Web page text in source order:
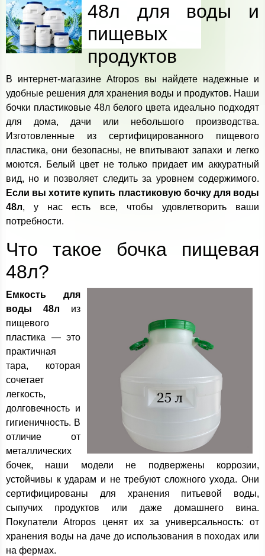
48л для воды и
пищевых
продуктов
В интернет-магазине Atropos вы найдете надежные и
удобные решения для хранения воды и продуктов. Наши
бочки пластиковые 48л белого цвета идеально подходят
для дома, дачи или небольшого производства.
Изготовленные из сертифицированного пищевого
пластика, они безопасны, не впитывают запахи и легко
моются. Белый цвет не только придает им аккуратный
вид, но и позволяет следить за уровнем содержимого.
Если вы хотите купить пластиковую бочку для воды
48л, у нас есть все, чтобы удовлетворить ваши
потребности.
Что такое бочка пищевая
48л?
Емкость для
воды 48л из
пищевого
пластика — это
практичная
тара, которая
сочетает
легкость,
долговечность и
гигиеничность. В
отличие от
металлических
бочек, наши модели не подвержены коррозии,
устойчивы к ударам и не требуют сложного ухода. Они
сертифицированы для хранения питьевой воды,
сыпучих продуктов или даже домашнего вина.
Покупатели Atropos ценят их за универсальность: от
хранения воды на даче до использования в походах или
на фермах.